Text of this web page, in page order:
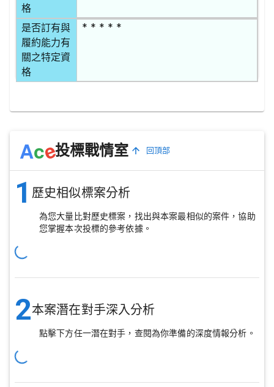
格
是否訂有與
履約能力有
關之特定資
格
* * * * *
Ace投標戰情室 回頂部
1 歷史相似標案分析
為您大量比對歷史標案，找出與本案最相似的案件，協助
您掌握本次投標的參考依據。
2本案潛在對手深入分析
點擊下方任一潛在對手，查閱為你準備的深度情報分析。